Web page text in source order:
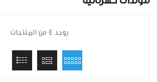
يوجد 4 من المنتجات